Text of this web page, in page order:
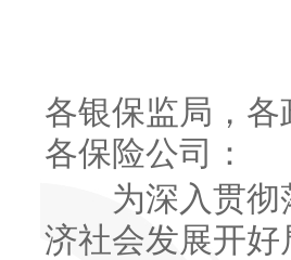
各银保监局，
各保险公司：
为深入贯彻落
济社会发展开